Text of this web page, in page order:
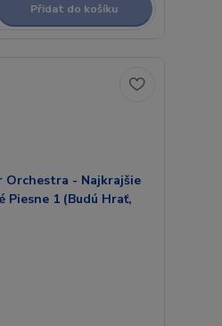
Přidat do košíku